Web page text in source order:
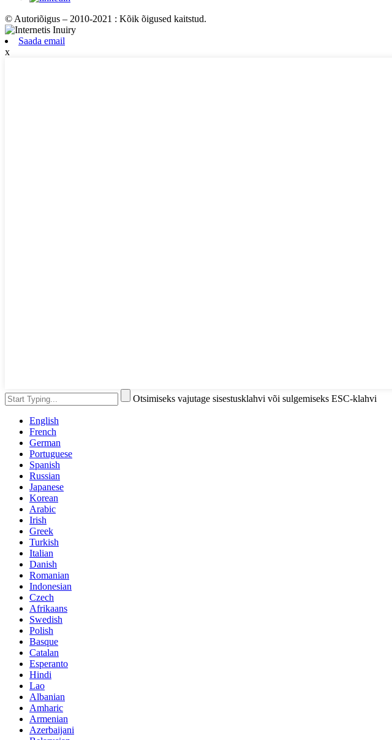
© Autoriõigus – 2010-2021 : Kõik õigused kaitstud.
Saada email
x
Otsimiseks vajutage sisestusklahvi või sulgemiseks ESC-klahvi
English
French
German
Portuguese
Spanish
Russian
Japanese
Korean
Arabic
Irish
Greek
Turkish
Italian
Danish
Romanian
Indonesian
Czech
Afrikaans
Swedish
Polish
Basque
Catalan
Esperanto
Hindi
Lao
Albanian
Amharic
Armenian
Azerbaijani